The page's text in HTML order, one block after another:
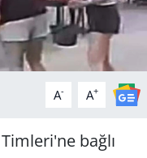
A- A+
bağlı